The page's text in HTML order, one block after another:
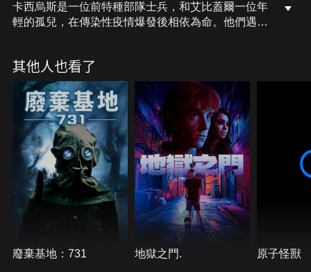
卡西烏斯是一位前特種部隊士兵，和艾比蓋爾一位年
輕的孤兒，在傳染性疫情爆發後相依為命。他們遇到
全生產的庇護所。
其他人也看了
廢棄基地：731 地獄之門. 原子怪獸